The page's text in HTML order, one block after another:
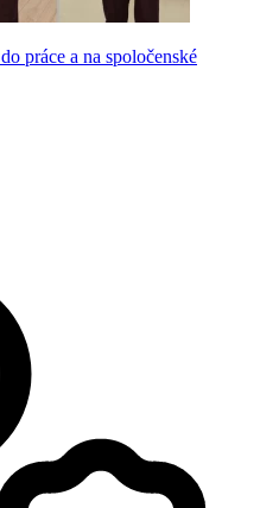
práce a na spoločenské